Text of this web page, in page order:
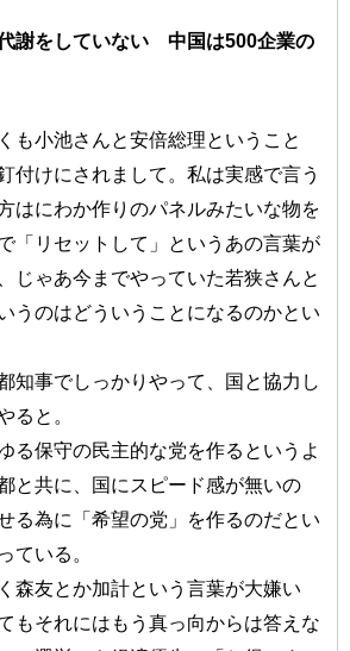
謝をしていない 中国は500企業の
も小池さんと安倍総理ということ
付けにされまして。私は実感で言う
はにわか作りのパネルみたいな物を
「リセットして」というあの言葉が
じゃあ今までやっていた若狭さんと
うのはどういうことになるのかとい
知事でしっかりやって、国と協力し
ると。
る保守の民主的な党を作るというよ
と共に、国にスピード感が無いの
る為に「希望の党」を作るのだとい
ている。
森友とか加計という言葉が大嫌い
もそれにはもう真っ向からは答えな